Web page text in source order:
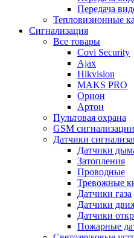
Передача
Тепловизионные
Сигнализация
Все товары
Covi Security
Ajax
Hikvision
MAKS PRO
Орион
Артон
Пультовая охрана
GSM сигнализации
Датчики
Датчики
Затопления
Проводные
Тревожные
Датчики газа
Датчики
Датчики
Пожарные